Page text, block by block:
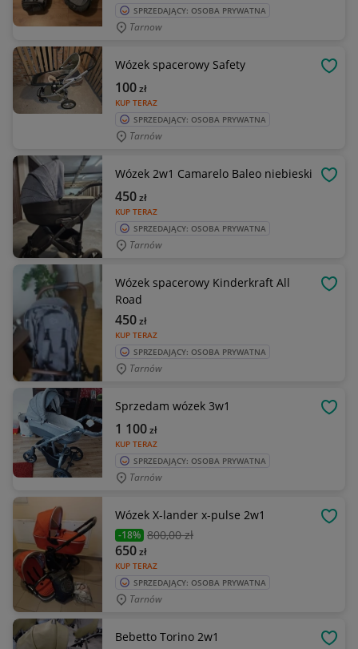
SPRZEDAJĄCY: OSOBA PRYWATNA
Tarnow
Wózek spacerowy Safety
KUP TERAZ
100zł
SPRZEDAJĄCY: OSOBA PRYWATNA
Tarnów
Wózek 2w1 Camarelo Baleo niebieski
KUP TERAZ
450zł
SPRZEDAJĄCY: OSOBA PRYWATNA
Tarnów
Wózek spacerowy Kinderkraft All
Road
KUP TERAZ
450zł
SPRZEDAJĄCY: OSOBA PRYWATNA
Tarnów
Sprzedam wózek 3w1
KUP TERAZ
1 100zł
SPRZEDAJĄCY: OSOBA PRYWATNA
Tarnów
Wózek X-lander x-pulse 2w1
-18% 800,00 zł
KUP TERAZ
650zł
SPRZEDAJĄCY: OSOBA PRYWATNA
Tarnów
Bebetto Torino 2w1